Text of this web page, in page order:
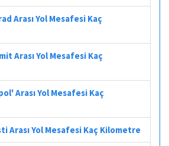
Arası Yol Mesafesi Kaç
Arası Yol Mesafesi Kaç
Arası Yol Mesafesi Kaç
Arası Yol Mesafesi Kaç Kilometre